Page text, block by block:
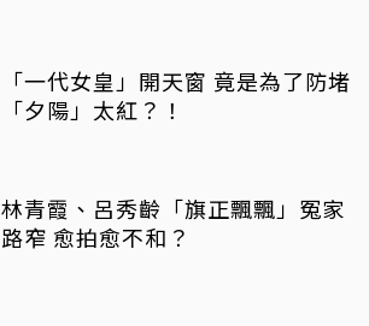
「一代女皇」開天窗 竟是為了防堵
「夕陽」太紅？！
林青霞、呂秀齡「旗正飄飄」冤家
路窄 愈拍愈不和？